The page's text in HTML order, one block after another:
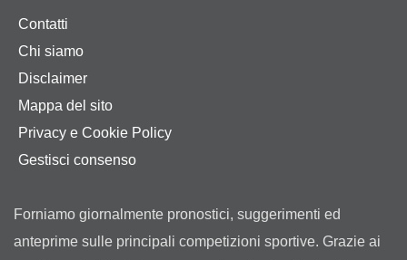
Contatti
Chi siamo
Disclaimer
Mappa del sito
Privacy e Cookie Policy
Gestisci consenso
Forniamo giornalmente pronostici, suggerimenti ed
anteprime sulle principali competizioni sportive. Grazie ai